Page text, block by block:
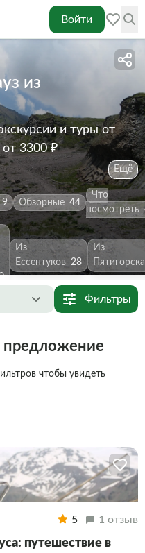
Войти
из
и туры от
3300 ₽
Ещё
9 Обзорные 44
Что
посмотреть
Из
Ессентуков
28
Из
Пятигорска
Фильтры
предложение
чтобы увидеть
5 1 отзыв
путешествие в